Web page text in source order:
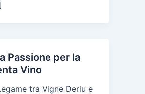
Passione per la
Vino
tra Vigne Deriu e